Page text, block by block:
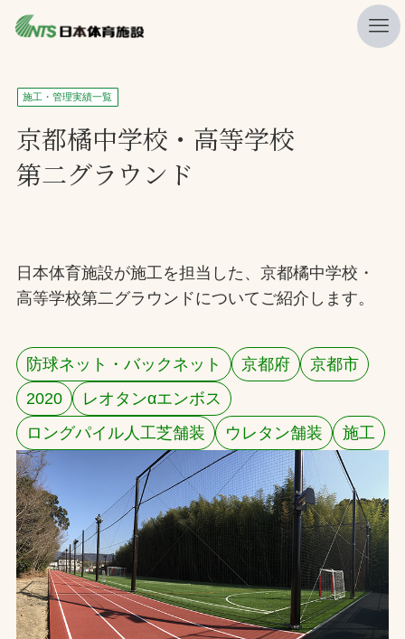
私たちの強み
ニュース
プレスリリース
施工・管理実績一覧
会社概要
採用情報
お問合せ
お取引先の皆様へ
プライバシーポリシー
ソーシャルメディアポリシー
Instagram
FacebookYouTube
施工・管理実績一覧
京都橘中学校・高等学校
第二グラウンド
日本体育施設が施工を担当した、京都橘中学校・
高等学校第二グラウンドについてご紹介します。
防球ネット・バックネット 京都府
京都市
2020
レオタンαエンボス
ロングパイル人工芝舗装
ウレタン舗装 施工